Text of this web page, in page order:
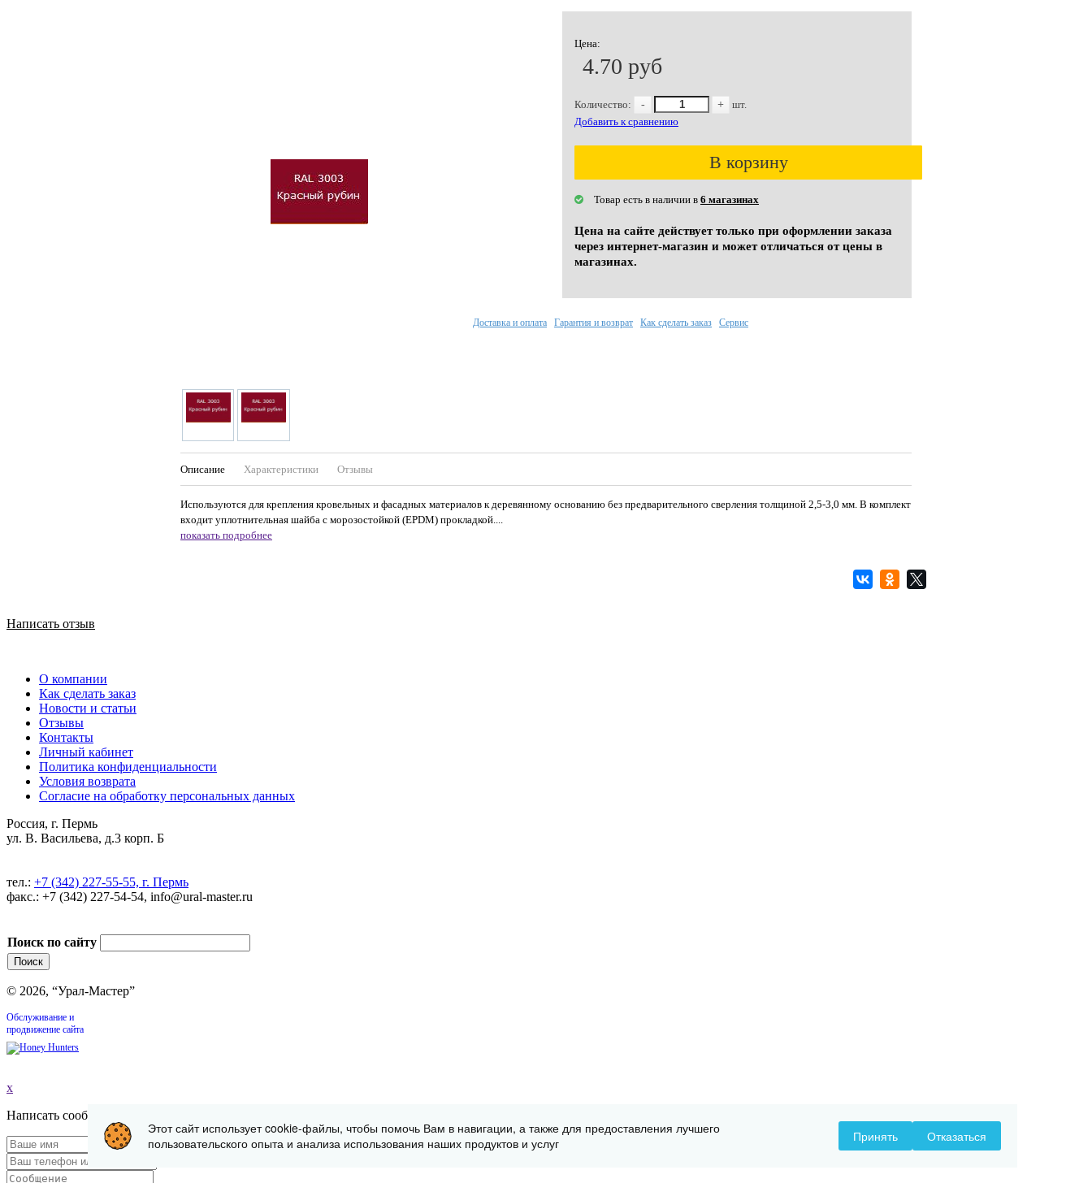
Цена:
4.70 руб
Количество: - +
шт.
Добавить к сравнению
В корзину
Товар есть в наличии в 6 магазинах
Цена на сайте действует только при оформлении заказа
через интернет-магазин и может отличаться от цены в
магазинах.
Описание Характеристики Отзывы
Используются для крепления кровельных и фасадных материалов к деревянному основанию без предварительного сверления толщиной 2,5-3,0 мм. В комплект
входит уплотнительная шайба с морозостойкой (EPDM) прокладкой....
показать подробнее
Доставка и оплата Гарантия и возврат Как сделать заказ Сервис
Написать отзыв
О компании
Как сделать заказ
Новости и статьи
Отзывы
Контакты
Личный кабинет
Политика конфиденциальности
Условия возврата
Согласие на обработку персональных данных
Россия, г. Пермь
ул. В. Васильева, д.3 корп. Б
тел.: +7 (342) 227-55-55, г. Пермь
факс.: +7 (342) 227-54-54, info@ural-master.ru
Поиск по сайту
© 2026, “Урал-Мастер”
Обслуживание и
продвижение сайта
x
Написать сообщение
Этот сайт использует cookie-файлы, чтобы помочь Вам в навигации, а также для предоставления лучшего
пользовательского опыта и анализа использования наших продуктов и услуг
Принять Отказаться